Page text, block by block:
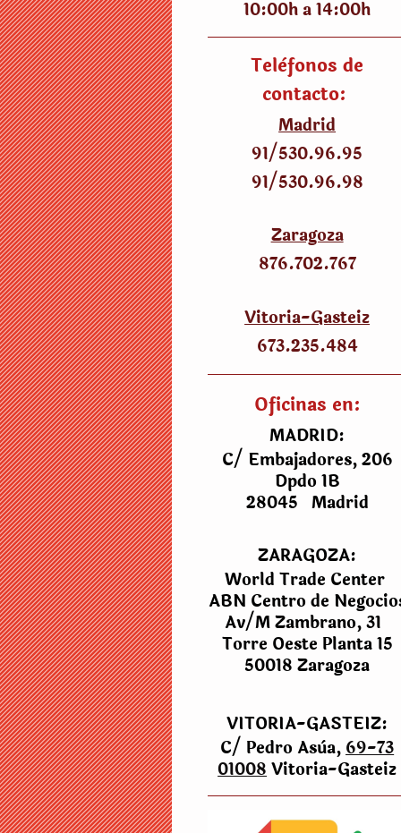
10:00h a 14:00h
Telèfonos de
contacto:
Madrid
91/530.96.95
91/530.96.98
Zaragoza
876.702.767
Vitoria-Gasteiz
673.235.484
Oficinas en:
MADRID:
C/ Embajadores, 206
Dpdo 1B
28045 Madrid
ZARAGOZA:
World Trade Center
ABN Centro de
Av/M Zambrano, 31
Torre Oeste Planta 15
50018 Zaragoza
VITORIA-GASTEIZ:
C/ Pedro Asùa,69-73
01008Vitoria-Gasteiz